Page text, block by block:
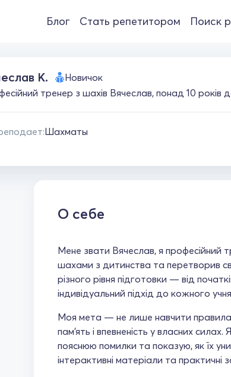
Блог Стать репетитором Поиск
К.
Новичок
тренер з шахів Вячеслав, понад 10 років
Шахматы
О себе
Мене звати Вячеслав, я професійний
шахами з дитинства та перетворив
різного рівня підготовки — від
індивідуальний підхід до кожного
Моя мета — не лише навчити правилам
пам’ять і впевненість у власних
пояснюю помилки та показую, як їх
інтерактивні матеріали та практичні